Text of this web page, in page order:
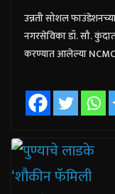
उन्नती सोशल
नगरसेविका डॉ. सौ.
करण्यात आलेल्या